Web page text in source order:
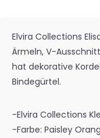
Elvira Collections
Ärmeln, V-
hat dekorative
Bindegürtel.
-Elvira Collections
-Farbe: Paisley